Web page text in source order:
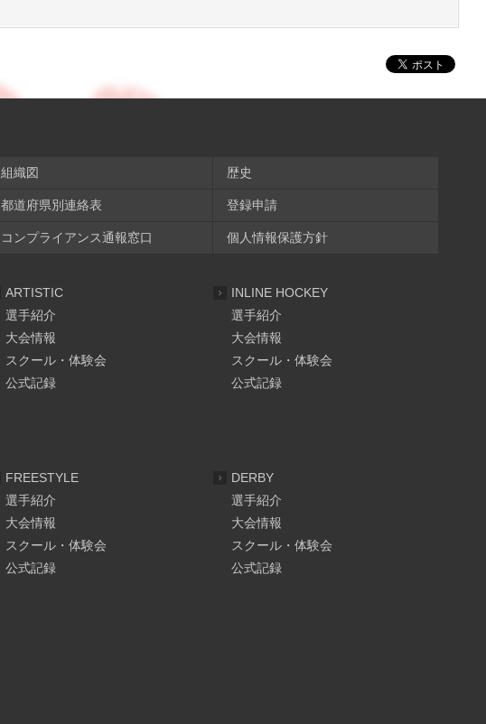
組織図 歴史
都道府県別連絡表 登録申請
コンプライアンス通報窓口 個人情報保護方針
ARTISTIC
選手紹介
大会情報
スクール・体験会
公式記録
INLINE HOCKEY
選手紹介
大会情報
スクール・体験会
公式記録
FREESTYLE
選手紹介
大会情報
スクール・体験会
公式記録
DERBY
選手紹介
大会情報
スクール・体験会
公式記録